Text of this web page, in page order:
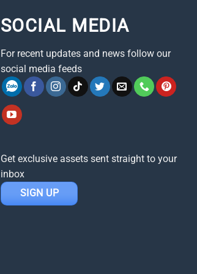
SOCIAL MEDIA
For recent updates and news follow our
social media feeds
Get exclusive assets sent straight to your
inbox
SIGN UP